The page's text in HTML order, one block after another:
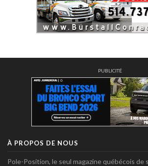
PUBLICITÉ
À PROPOS DE NOUS
Pole-Position, le seul magazine québécois de